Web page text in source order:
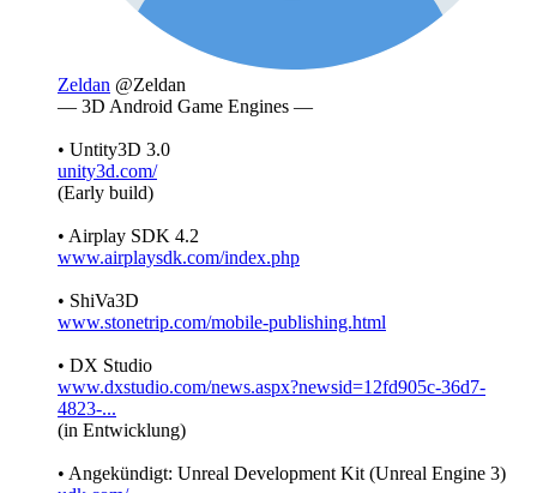
Zeldan @Zeldan
— 3D Android Game Engines —
• Untity3D 3.0
unity3d.com/
(Early build)
• Airplay SDK 4.2
www.airplaysdk.com/index.php
• ShiVa3D
www.stonetrip.com/mobile-publishing.html
• DX Studio
www.dxstudio.com/news.aspx?newsid=12fd905c-36d7-
4823-...
(in Entwicklung)
• Angekündigt: Unreal Development Kit (Unreal Engine 3)